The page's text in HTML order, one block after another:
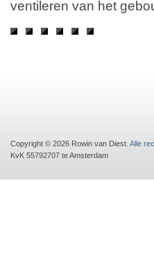
ventileren van het
Copyright © 2026 Rowin van Diest. Alle
KvK 55792707 te Amsterdam